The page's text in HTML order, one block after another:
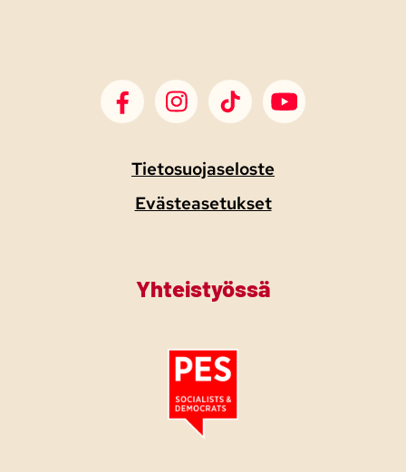
SDP Facebook
SDP Instagram
SDP TikTokSDP Youtube
Tietosuojaseloste
Evästeasetukset
Yhteistyössä
Tutustu PES:n periaatejulistukseen